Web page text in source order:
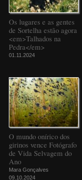
Os lugares e as gentes
de Sortelha estão agora
<em>Talhados na
Pedra</em>
01.11.2024
O mundo onírico dos
girinos vence Fotógrafo
de Vida Selvagem do
Ano
Mara Gonçalves
09.10.2024